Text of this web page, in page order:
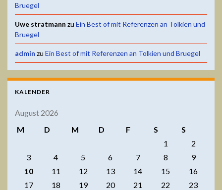
Bruegel
Uwe stratmann zu Ein Best of mit Referenzen an Tolkien und
Bruegel
admin zu Ein Best of mit Referenzen an Tolkien und Bruegel
KALENDER
August 2026
M
D M D F S
S
1
2
3
4 5 6 7 8
9
10
11 12 13 14 15
16
17
18 19 20 21 22
23